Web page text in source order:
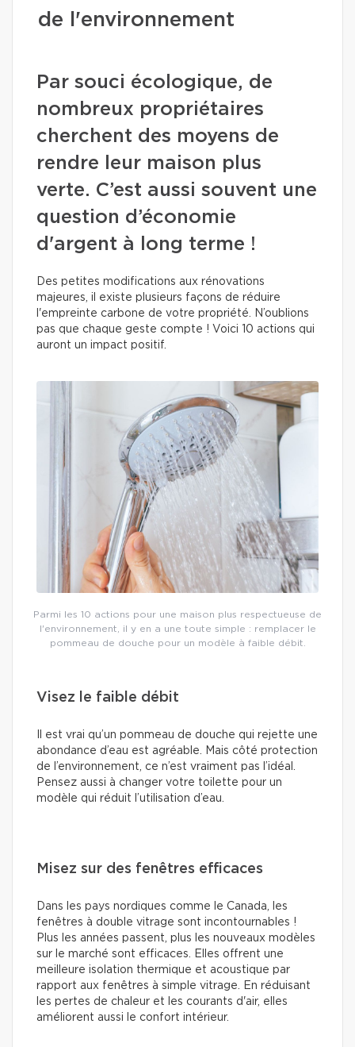
de l'environnement
Par souci écologique, de
nombreux propriétaires
cherchent des moyens de
rendre leur maison plus
verte. C’est aussi souvent une
question d’économie
d'argent à long terme !
Des petites modifications aux rénovations
majeures, il existe plusieurs façons de réduire
l'empreinte carbone de votre propriété. N’oublions
pas que chaque geste compte ! Voici 10 actions qui
auront un impact positif.
Parmi les 10 actions pour une maison plus respectueuse de
l'environnement, il y en a une toute simple : remplacer le
pommeau de douche pour un modèle à faible débit.
Visez le faible débit
Il est vrai qu’un pommeau de douche qui rejette une
abondance d’eau est agréable. Mais côté protection
de l’environnement, ce n’est vraiment pas l’idéal.
Pensez aussi à changer votre toilette pour un
modèle qui réduit l’utilisation d’eau.
Misez sur des fenêtres efficaces
Dans les pays nordiques comme le Canada, les
fenêtres à double vitrage sont incontournables !
Plus les années passent, plus les nouveaux modèles
sur le marché sont efficaces. Elles offrent une
meilleure isolation thermique et acoustique par
rapport aux fenêtres à simple vitrage. En réduisant
les pertes de chaleur et les courants d'air, elles
améliorent aussi le confort intérieur.